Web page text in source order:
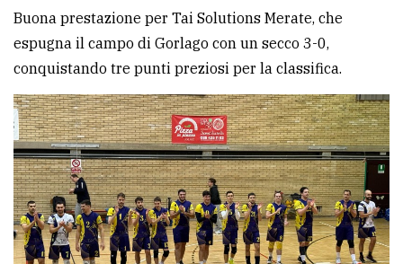
la
tua
pubblicità
CERCA
Cerca
per
comune
Ricerca
Buona prestazione per Tai Solutions Merate, che
espugna il campo di Gorlago con un secco 3-0,
conquistando tre punti preziosi per la classifica.